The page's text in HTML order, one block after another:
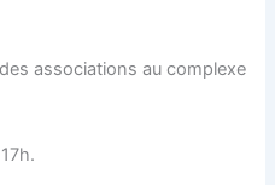
associations au complexe